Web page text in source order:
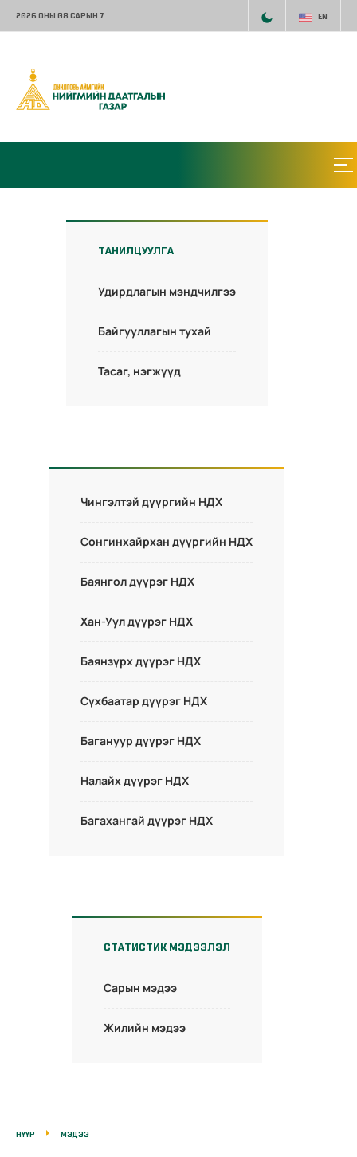
2026 ОНЫ 08 САРЫН 7 EN
ТАНИЛЦУУЛГА
Удирдлагын мэндчилгээ
Байгууллагын тухай
Тасаг, нэгжүүд
Чингэлтэй дүүргийн НДХ
Сонгинхайрхан дүүргийн НДХ
Баянгол дүүрэг НДХ
Хан-Уул дүүрэг НДХ
Баянзүрх дүүрэг НДХ
Сүхбаатар дүүрэг НДХ
Багануур дүүрэг НДХ
Налайх дүүрэг НДХ
Багахангай дүүрэг НДХ
СТАТИСТИК МЭДЭЭЛЭЛ
Сарын мэдээ
Жилийн мэдээ
НҮҮР МЭДЭЭ